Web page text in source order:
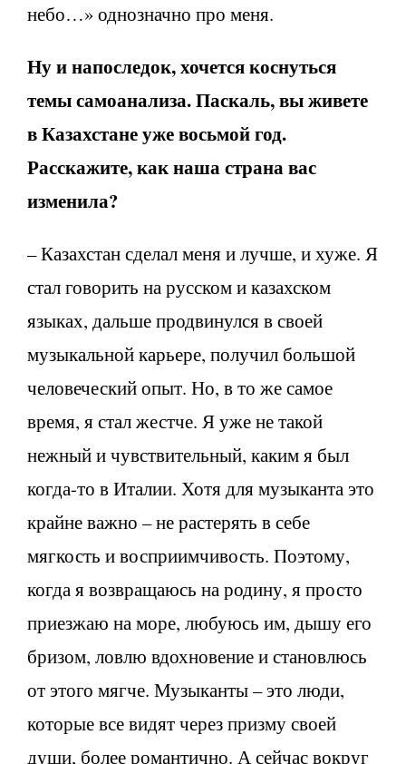
небо…» однозначно про меня.
Ну и напоследок, хочется коснуться
темы самоанализа. Паскаль, вы живете
в Казахстане уже восьмой год.
Расскажите, как наша страна вас
изменила?
– Казахстан сделал меня и лучше, и хуже. Я
стал говорить на русском и казахском
языках, дальше продвинулся в своей
музыкальной карьере, получил большой
человеческий опыт. Но, в то же самое
время, я стал жестче. Я уже не такой
нежный и чувствительный, каким я был
когда-то в Италии. Хотя для музыканта это
крайне важно – не растерять в себе
мягкость и восприимчивость. Поэтому,
когда я возвращаюсь на родину, я просто
приезжаю на море, любуюсь им, дышу его
бризом, ловлю вдохновение и становлюсь
от этого мягче. Музыканты – это люди,
которые все видят через призму своей
души, более романтично. А сейчас вокруг